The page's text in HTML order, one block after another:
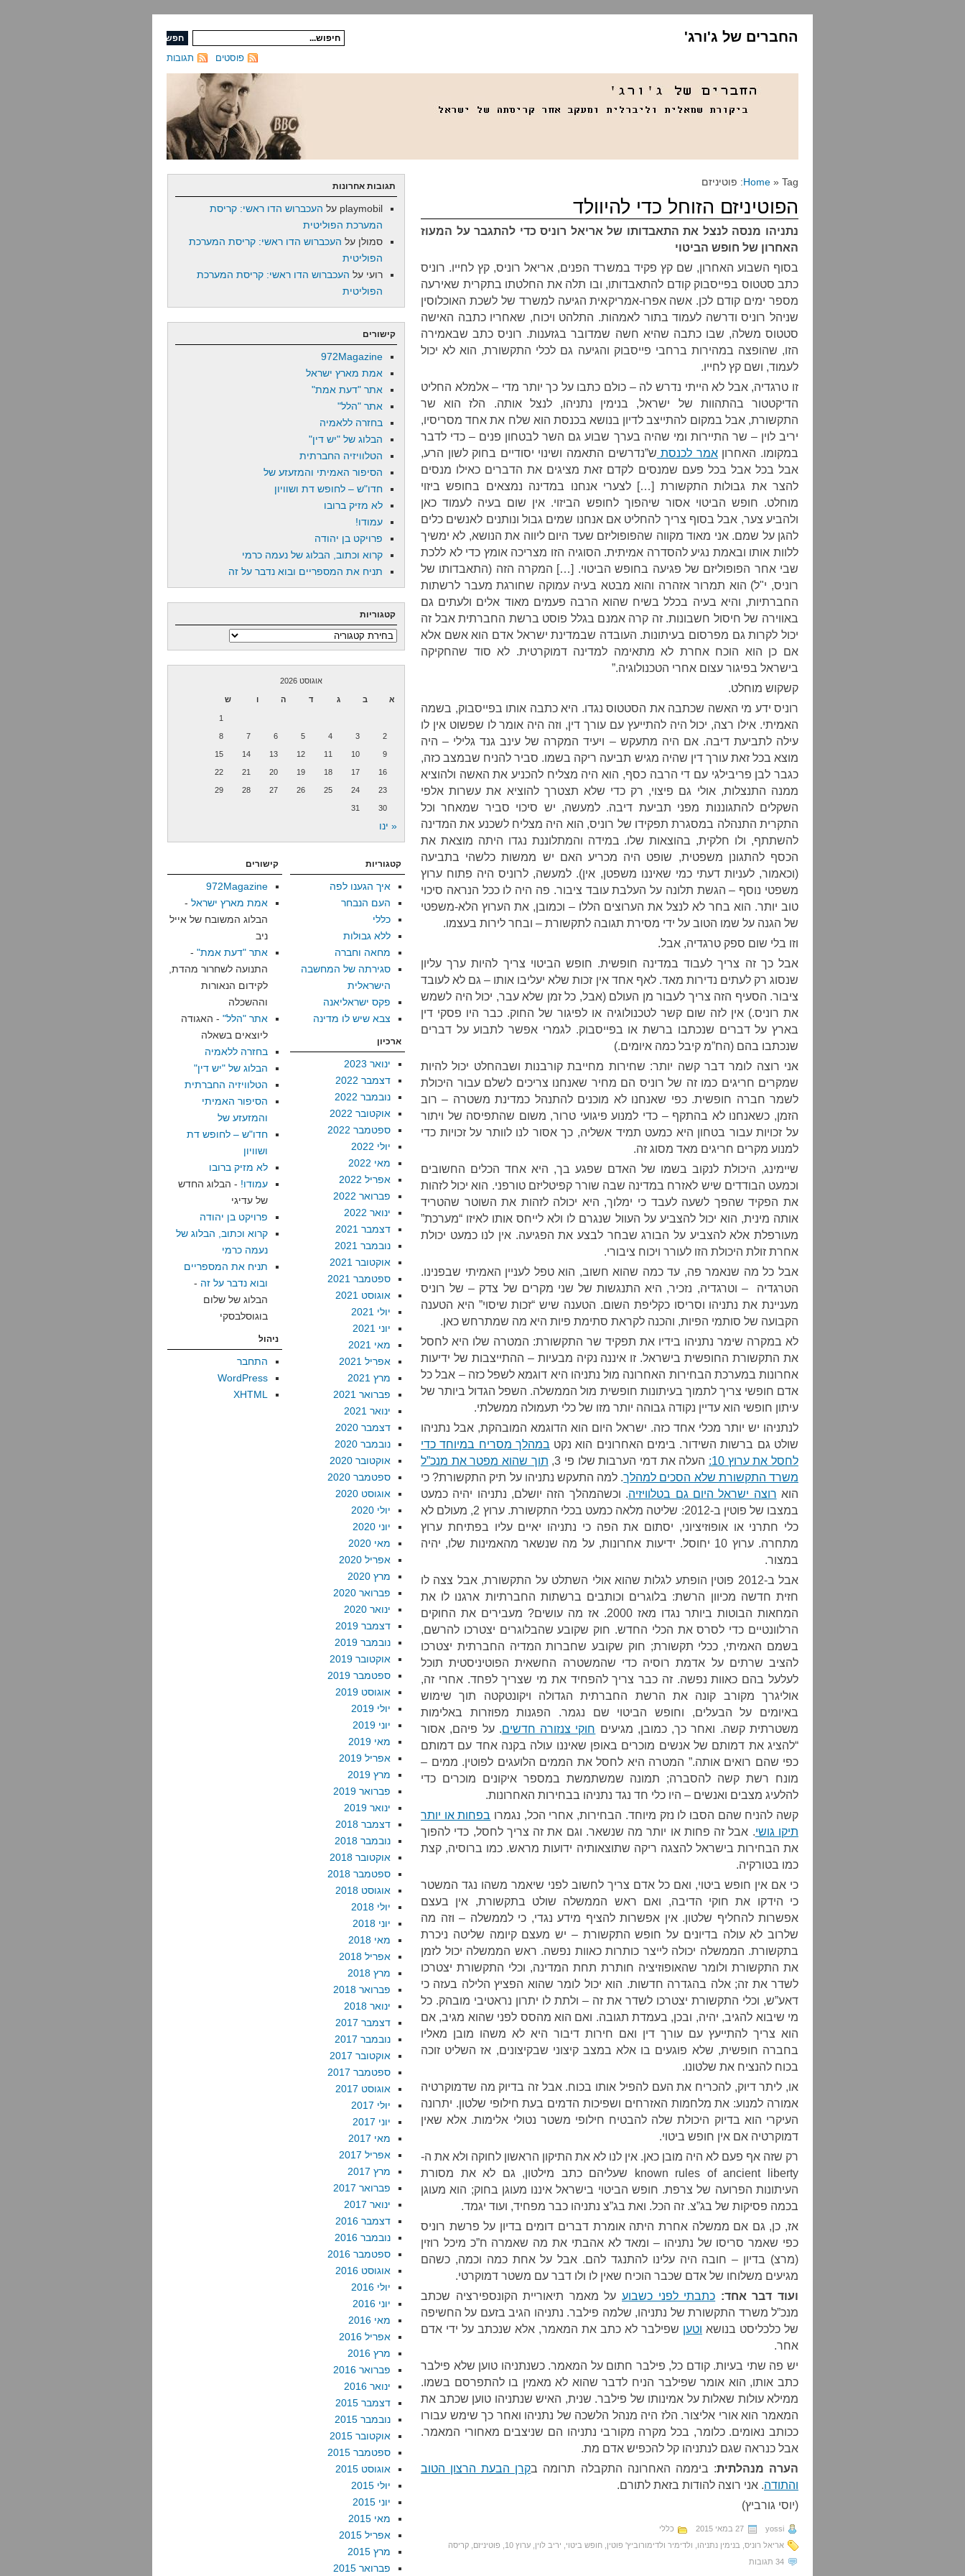
החברים של ג'ורג'
תגובות פוסטים
Home » Tag: פוטיניזם
הפוטיניזם הזוחל כדי להיוולד
נתניהו מנסה לנצל את התאבדותו של אריאל רוניס כדי להתגבר על המעוז
האחרון של חופש הביטוי
בסוף השבוע האחרון, שם קץ פקיד במשרד הפנים, אריאל רוניס, קץ לחייו. רוניס
כתב סטטוס בפייסבוק קודם להתאבדותו, ובו תלה את החלטתו בתקרית שאירעה
מספר ימים קודם לכן. אשה אפרו-אמריקאית הגיעה למשרד של לשכת האוכלוסין
שניהל רוניס ודרשה לעמוד בתור לאמהות. התלהט ויכוח, שאחריו כתבה האישה
סטטוס משלה, שבו כתבה שהיא חשה שמדובר בגזענות. רוניס כתב שבאמירה
הזו, שהופצה במהירות ברחבי פייסבוק והגיעה גם לכלי התקשורת, הוא לא יכול
לעמוד, ושם קץ לחייו.
זו טרגדיה, אבל לא הייתי נדרש לה – כולם כתבו על כך יותר מדי – אלמלא החליט
הדיקטטור בהתהוות של ישראל, בנימין נתניהו, לנצל אותה. הלז הוא שר
התקשורת, אבל במקום להתייצב לדיון בנושא בכנסת הוא שלח את אחד מסריסיו,
יריב לוין – שר התיירות ומי שהיה בערך שבוע גם השר לבטחון פנים – כדי לדבר
במקומו. האחרוןאמר לכנסת ש”נדרשים התאמה ושינוי יסודיים בחוק לשון הרע,
אבל בכל אבל בכל פעם שמנסים לקדם זאת מציגים את הדברים כאילו מנסים
להצר את גבולות התקשורת […] לצערי אנחנו במדינה נמצאים בחופש ביזוי
מוחלט. חופש הביטוי אסור שיהפוך לחופש הביזוי. אין שום בעיה לעמוד כאן
ולהביע צער, אבל בסוף צריך להחליט אם אנחנו שמים גבול ונותנים לאנשים כלים
להגן על שמם. אני מאוד מקווה שהפופוליזם שעד היום ליווה את הנושא, לא ימשיך
ללוות אותו ובאמת נגיע להסדרה אמיתית. הסוגיה הזו מצריכה אומץ כדי לא ללכת
שבי אחר הפופוליזם של פגיעה בחופש הביטוי. […] המקרה הזה (התאבדותו של
רוניס, י"ל) הוא תמרור אזהרה והוא מבטא בעיה עמוקה שחורגת מעבר לרשתות
החברתיות, והיא בעיה בכלל בשיח שהוא הרבה פעמים מאוד אלים ולעתים גם
באווירה של חיסול חשבונות. זה קרה אמנם בגלל פוסט ברשת החברתית אבל זה
יכול לקרות גם מפרסום בעיתונות. העובדה שבמדינת ישראל אדם הוא אשם אלא
אם כן הוא הוכח אחרת לא מתאימה למדינה דמוקרטית. לא סוד שהחקיקה
בישראל בפיגור עצום אחרי הטכנולוגיה.”
קשקוש מוחלט.
רוניס ידע מי האשה שכתבה את הסטטוס נגדו. היא כתבה אותו בפייסבוק, בשמה
האמיתי. אילו רצה, יכול היה להתייעץ עם עורך דין, וזה היה אומר לו שפשוט אין לו
עילה לתביעת דיבה. אם היה מתעקש – ויעיד המקרה של עינב גנד גלילי – היה
מוצא בכל זאת עורך דין שהיה מגיש תביעה ריקה בשמו. סביר להניח שבמצב כזה,
כגבר לבן פריבילגי עם די הרבה כסף, הוא היה מצליח להכניע את האשה ולהוציא
ממנה התנצלות, אולי גם פיצוי, רק כדי שלא תצטרך להוציא את עשרות אלפי
השקלים להתגוננות מפני תביעת דיבה. למעשה, יש סיכוי סביר שמאחר וכל
התקרית התנהלה במסגרת תפקידו של רוניס, הוא היה מצליח לשכנע את המדינה
להשתתף, ולו חלקית, בהוצאות שלו. במידה והמתלוננת נגדו היתה מוצאת את
הכסף להתגונן משפטית, שופט היה מכריע האם יש ממשות כלשהי בתביעה
(וכאמור, לעניות דעתי כמי שאיננו משפטן, אין). למעשה, לרוניס היה פתוח ערוץ
משפטי נוסף – הגשת תלונה על העלבת עובד ציבור. פה היה לו ככל הנראה סיכוי
טוב יותר. הוא בחר לא לנצל את הערוצים הללו – וכמובן, את הערוץ הלא-משפטי
של הגנה על שמו הטוב על ידי מסירת תגובה לתקשורת – ובחר לירות בעצמו.
וזו בלי שום ספק טרגדיה, אבל.
אבל כך זה צריך לעבוד במדינה חופשית. חופש הביטוי צריך להיות ערך עליון
שנסוג רק לעתים נדירות מאד. לאף אחד אין זכות שלא יעליבו אותו – גם לא לעובד
ציבור. הסעיף הזה צריך לעבור מן העולם (אבל, כל זמן שלא עבר, יכול היה לשמש
את רוניס.) אין לזה שום קשר לטכנולוגיה או לפיגור של החוק. כבר היו פסקי דין
בארץ על דברים שנכתבו ברשת או בפייסבוק. לגמרי אפשר לתבוע על דברים
שנכתבו בהם (הח”מ קיבל כמה איומים.)
אני רוצה לומר דבר קשה יותר: שחירות מחייבת קורבנות ושבהחלט יכול להיות
שמקרים חריגים כמו זה של רוניס הם מחיר שאנחנו צריכים לשלם עבור היכולת
לשמר חברה חופשית. כפי שאנחנו לא מוכנים להתנהל כמדינת משטרה – רוב
הזמן, כשאנחנו לא בהתקף – כדי למנוע פיגועי טרור, משום שהתפיסה של ויתור
על זכויות עבור בטחון היא כמעט תמיד אשליה, כך אסור לנו לוותר על זכויות כדי
למנוע מקרים חריגים מאד מסוג זה.
שיימינג, היכולת לנקוב בשמו של האדם שפגע בך, היא אחד הכלים החשובים
וכמעט הבודדים שיש לאזרח במדינה שבה שורר קפיטליזם טורפני. הוא יכול לזהות
את הפקיד שהפך לשעה לעבד כי ימלוך, היא יכולה לזהות את השוטר שהטריד
אותה מינית, הוא יכול להצביע על העוול שנגרם לו ולא לייחס אותו לאיזו “מערכת”
מעורפלת אלא להצביע על הבורג שבחר לבצע את הפגיעה. אין לנו כמעט יכולת
אחרת זולת היכולת הזו לעורר ויכוח ציבורי.
אבל כל מה שנאמר פה, עד כמה שהוא חשוב, הוא טפל לעניין האמיתי שבפנינו.
הטרגדיה – וטרגדיה, נזכיר, היא התנגשות של שני מקרים של צדק – של רוניס
מעניינת את נתניהו וסריסו כקליפת השום. הטענה שיש “זכות שיסוי” היא הטענה
הקבועה של סותמי הפיות, והכנה לקראת סתימת פיות היא מה שמתרחש כאן.
לא במקרה שימר נתניהו בידיו את תפקיד שר התקשורת: המטרה שלו היא לחסל
את התקשורת החופשית בישראל. זו איננה נקיה מבעיות – ההתייצבות של ידיעות
אחרונות במערכת הבחירות האחרונה מול נתניהו היא דוגמא לשפל כזה – אבל כל
אדם חופשי צריך לתמוך בעיתונות חופשית מול הממשלה. השפל הגדול ביותר של
עיתון חופשי הוא עדיין נקודה גבוהה יותר מזו של כלי תעמולה ממשלתי.
לנתניהו יש יותר מכלי אחד כזה. ישראל היום הוא הדוגמא המובהקת, אבל נתניהו
שולט גם ברשות השידור. בימים האחרונים הוא נקט במהלך מסריח במיוחד כדי
לחסל את ערוץ 10:
העלה את דמי הערבות שלו פי 3,
תוך שהוא מפטר את מנכ”ל
משרד התקשורת שלא הסכים למהלך. למה התעקש נתניהו על תיק התקשורת? כי
הוא רוצה ישראל היום גם בטלוויזיה. וכשהמהלך הזה יושלם, נתניהו יהיה כמעט
במצבו של פוטין ב-2012: שליטה מלאה כמעט בכלי התקשורת. ערוץ 2, מעולם לא
כלי חתרני או אופוזיציוני, יסתום את הפה כי נתניהו יאיים עליו בפתיחת ערוץ
מתחרה. ערוץ 10 יחוסל. ידיעות אחרונות, על מה שנשאר מהאמינות שלו, יהיה
במצור.
אבל ב-2012 פוטין הופתע לגלות שהוא אולי השתלט על התקשורת, אבל צצה לו
חזית חדשה מכיוון הרשת: בלוגרים וכותבים ברשתות החברתיות ארגנו לו את
המחאות הבוטות ביותר נגדו מאז 2000. אז מה עושים? מעבירים את החוקים
הרלוונטיים כדי לסרס את הכלי החדש. חוק שקובע שהבלוגרים יצטרכו להרשם,
בשמם האמיתי, ככלי תקשורת; חוק שקובע שחברות המדיה החברתית יצטרכו
להציב שרתים על אדמת רוסיה כדי שהמשטרה החשאית הפוטיניסטית תוכל
לעלעל בהם כאוות נפשה. זה כבר צריך להפחיד את מי שצריך לפחד. אחרי זה,
אוליגרך מקורב קונה את הרשת החברתית הגדולה ויקונטקטה תוך שימוש
באיומים על הבעלים, וחופש הביטוי שם נגמר. הפגנות מפוזרות באלימות
משטרתית קשה. ואחר כך, כמובן, מגיעים חוקי צנזורה חדשים. על פיהם, אסור
“להציג את דמותם של אנשים מוכרים באופן שאיננו עולה בקנה אחד עם דמותם
כפי שהם רואים אותה.” המטרה היא לחסל את הממים הלועגים לפוטין. ממים –
מונח רשת קשה להסברה; תמונה שמשתמשת במספר איקונים מוכרים כדי
להלעיג מצבים ואנשים – היו כלי חד נגד נתניהו בבחירות האחרונות.
קשה להניח שהם הסבו לו נזק מיוחד. הבחירות, אחרי הכל, נגמרו בפחות או יותר
תיקו גושי. אבל זה פחות או יותר מה שנשאר. וגם את זה צריך לחסל, כדי להפוך
את הבחירות בישראל להצגה ריקה שתוצאותיה ידועות מראש. כמו ברוסיה, קצת
כמו בטורקיה.
כי אם אין חופש ביטוי, ואם כל אדם צריך לחשוב לפני שיאמר משהו נגד המשטר
כי הידקו את חוקי הדיבה, ואם ראש הממשלה שולט בתקשורת, אין בעצם
אפשרות להחליף שלטון. אין אפשרות להציף מידע נגדי, כי לממשלה – וזה מה
שלרוב לא עולה בדיונים על חופש התקשורת – יש מעצם קיומה שליטה ניכרת
בתקשורת. הממשלה יכולה לייצר כותרות כאוות נפשה. ראש הממשלה יכול לזמן
את התקשורת ולומר שהאופוזיציה חותרת תחת המדינה, וכלי התקשורת יצטרכו
לשדר את זה; אלה בהגדרה חדשות. הוא יכול לומר שהוא הפציץ הלילה בעזה כי
דאע”ש, וכלי התקשורת יצטרכו לשדר את זה – ולתת לו יתרון נראטיבי מובהק. כל
מי שיבוא להגיב, יהיה, ובכן, בעמדת תגובה. ואם הוא מהסס לפני שהוא מגיב, אם
הוא צריך להתייעץ עם עורך דין ואם חירות דיבור היא לא משהו מובן מאליו
בחברה חופשית, שלא פוגעים בו אלא במצב קיצוני שבקיצונים, אז השליט זוכה
בכוח להנציח את שלטונו.
או, ליתר דיוק, להכריח את העם להפיל אותו בכוח. אבל זה בדיוק מה שדמוקרטיה
אמורה למנוע: את מלחמות האזרחים ושפיכות הדמים בעת חילופי שלטון. יתרונה
העיקרי הוא בדיוק היכולת שלה להבטיח חילופי משטר נטולי אלימות. אלא שאין
דמוקרטיה אם אין חופש ביטוי.
רק שזה אף פעם לא היה מובן כאן. אין לנו לא את התיקון הראשון לחוקה ולא את ה-
known rules of ancient liberty שעליהם כתב מילטון, גם לא את מסורת
העיתונות הפרועה של צרפת. חופש הביטוי בישראל איננו מעוגן בחוק; הוא מעוגן
בכמה פסיקות של בג”צ. זה הכל. ואת בג”צ נתניהו כבר מפחיד, ועוד יגמד.
אז, כן, גם אם ממשלה אחרת היתה אומרת דברים דומים בדיון על פרשת רוניס
כפי שאמר סריסו של נתניהו – ומאד לא אהבתי את מה שאמרה ח”כ מיכל רוזין
(מרצ) בדיון – חובה היה עלינו להתנגד להם. אבל על אחת כמה וכמה, כשהם
מגיעים משלוחו של אדם שכבר הוכיח שאין לו ולו דבר עם משטר דמוקרטי.
ועוד דבר אחד: כתבתי לפני כשבוע על מאמר תיאוריית הקונספירציה שכתב
מנכ”ל משרד התקשורת של נתניהו, שלמה פילבר. נתניהו הגיב בזעם על החשיפה
של כלכליסט בנושא וטען שפילבר לא כתב את המאמר, אלא שנכתב על ידי אדם
אחר.
יש פה שתי בעיות. קודם כל, פילבר חתום על המאמר. כשנתניהו טוען שלא פילבר
כתב אותו, הוא אומר שפילבר הניח לדבר שהוא לא מאמין בו להתפרסם בשמו.
ממילא עולות שאלות על אמינותו של פילבר. שנית, האיש שנתניהו טוען שכתב את
המאמר הוא אורי אליצור. הלז היה מנהל הלשכה של נתניהו ואחר כך שימש עבורו
ככותב נאומים. כלומר, בכל מקרה מקורבי נתניהו הם שניצבים מאחורי המאמר.
אבל כנראה שגם לנתניהו קל להכפיש אדם מת.
הערה מנהלתית: ביממה האחרונה התקבלה תרומה בקרן הבעת הרצון הטוב
והתודה. אני רוצה להודות בזאת לתורם.
(יוסי גורביץ)
yossi 27 במאי 2015
כללי
אריאל רוניס בנימין נתניהו ולדימיר ולדימורוביץ' פוטין חופש ביטוי יריב לוין ערוץ 10 פוטיניזם קריסה
34 תגובות
תגובות אחרונות
playmobil על העכברוש הדו ראשי: קריסת
המערכת הפוליטית
סמולן על העכברוש הדו ראשי: קריסת המערכת
הפוליטית
רועי על העכברוש הדו ראשי: קריסת המערכת
הפוליטית
קישורים
972Magazine
אמת מארץ ישראל
אתר "דעת אמת"
אתר "הלל"
בחזרה ללאמיה
הבלוג של "יש דין"
הטלוויזיה החברתית
הסיפור האמיתי והמזעזע של
חדו"ש – לחופש דת ושוויון
לא מזיק ברובו
עמודו!
פרויקט בן יהודה
קרוא וכתוב, הבלוג של נעמה כרמי
תניח את המספריים ובוא נדבר על זה
קטגוריות
קטגוריות
אוגוסט 2026
א ב ג ד ה ו ש
1
2
3
4
5
6
7
8
9
10
11
12
13
14
15
16
17
18
19
20
21
22
23
24
25
26
27
28
29
30
31
« ינו
קטגוריות
איך הגענו לפה
העם הנבחר
כללי
ללא גבולות
מחאה וחברה
סגירתה של המחשבה
הישראלית
פקס ישראליאנה
צבא שיש לו מדינה
ארכיון
ינואר 2023
דצמבר 2022
נובמבר 2022
אוקטובר 2022
ספטמבר 2022
יולי 2022
מאי 2022
אפריל 2022
פברואר 2022
ינואר 2022
דצמבר 2021
נובמבר 2021
אוקטובר 2021
ספטמבר 2021
אוגוסט 2021
יולי 2021
יוני 2021
מאי 2021
אפריל 2021
מרץ 2021
פברואר 2021
ינואר 2021
דצמבר 2020
נובמבר 2020
אוקטובר 2020
ספטמבר 2020
אוגוסט 2020
יולי 2020
יוני 2020
מאי 2020
אפריל 2020
מרץ 2020
פברואר 2020
ינואר 2020
דצמבר 2019
נובמבר 2019
אוקטובר 2019
ספטמבר 2019
אוגוסט 2019
יולי 2019
יוני 2019
מאי 2019
אפריל 2019
מרץ 2019
פברואר 2019
ינואר 2019
דצמבר 2018
נובמבר 2018
אוקטובר 2018
ספטמבר 2018
אוגוסט 2018
יולי 2018
יוני 2018
מאי 2018
אפריל 2018
מרץ 2018
פברואר 2018
ינואר 2018
דצמבר 2017
נובמבר 2017
אוקטובר 2017
ספטמבר 2017
אוגוסט 2017
יולי 2017
יוני 2017
מאי 2017
אפריל 2017
מרץ 2017
פברואר 2017
ינואר 2017
דצמבר 2016
נובמבר 2016
ספטמבר 2016
אוגוסט 2016
יולי 2016
יוני 2016
מאי 2016
אפריל 2016
מרץ 2016
פברואר 2016
ינואר 2016
דצמבר 2015
נובמבר 2015
אוקטובר 2015
ספטמבר 2015
אוגוסט 2015
יולי 2015
יוני 2015
מאי 2015
אפריל 2015
מרץ 2015
פברואר 2015
קישורים
972Magazine
אמת מארץ ישראל -
הבלוג המשובח של אייל
ניב
אתר "דעת אמת" -
התנועה לשחרור מהדת,
לקידום הנאורות
וההשכלה
אתר "הלל" - האגודה
ליוצאים בשאלה
בחזרה ללאמיה
הבלוג של "יש דין"
הטלוויזיה החברתית
הסיפור האמיתי
והמזעזע של
חדו"ש – לחופש דת
ושוויון
לא מזיק ברובו
עמודו! - הבלוג החדש
של עדיגי
פרויקט בן יהודה
קרוא וכתוב, הבלוג של
נעמה כרמי
תניח את המספריים
ובוא נדבר על זה -
הבלוג של שלום
בוגוסלבסקי
ניהול
התחבר
WordPress
XHTML